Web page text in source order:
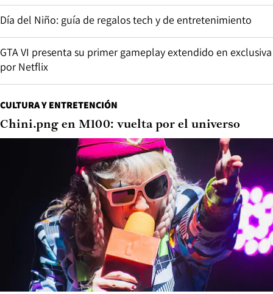
Día del Niño: guía de regalos tech y de entretenimiento
GTA VI presenta su primer gameplay extendido en exclusiva
por Netflix
CULTURA Y ENTRETENCIÓN
Chini.png en M100: vuelta por el universo